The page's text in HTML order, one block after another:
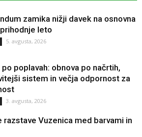
zamika nižji davek na osnovna
leto
5. avgusta, 2026
poplavah: obnova po načrtih,
sistem in večja odpornost za
3. avgusta, 2026
razstave Vuzenica med barvami in